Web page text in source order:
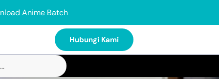
Anime Batch
Hubungi Kami